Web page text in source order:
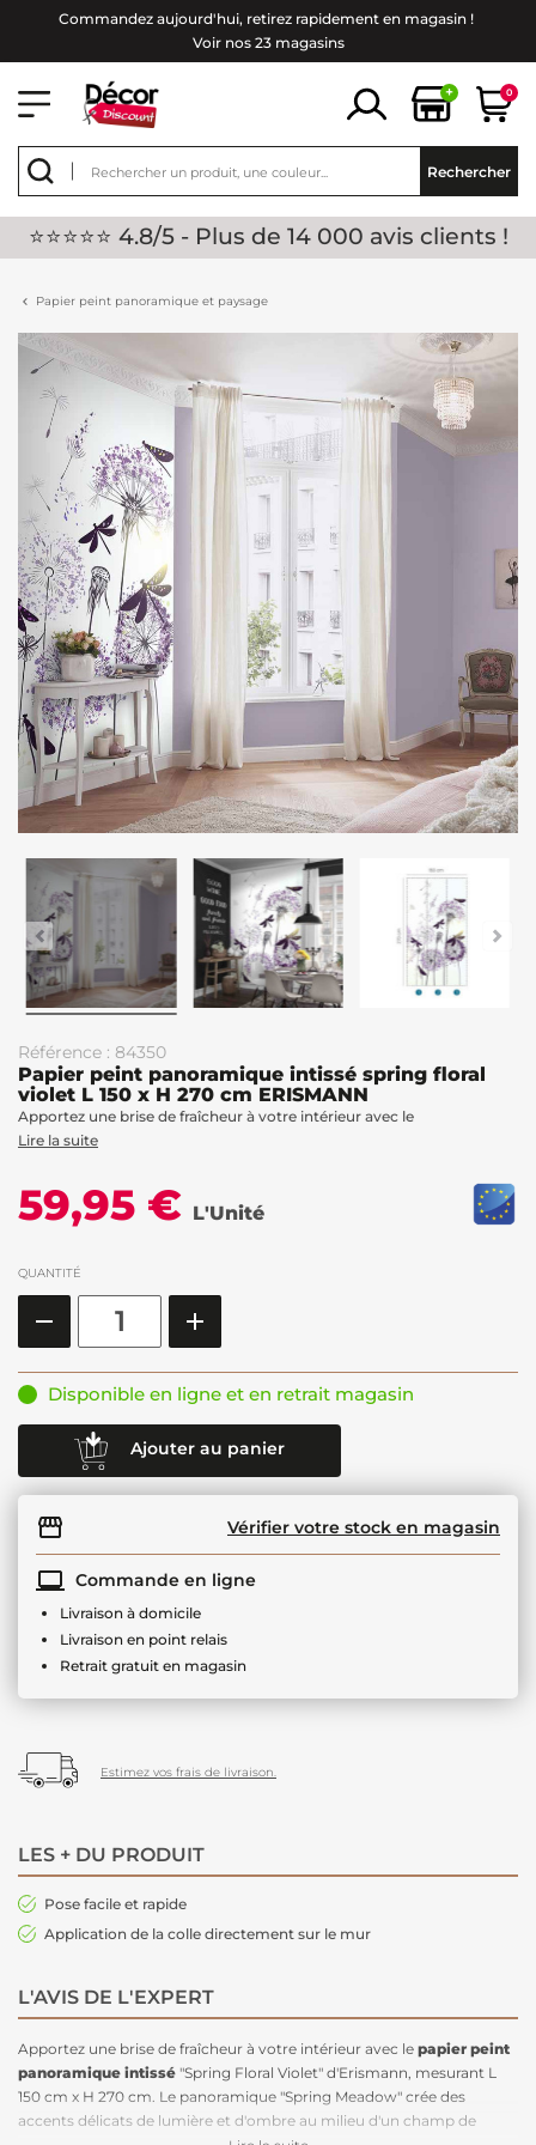
Commandez aujourd'hui, retirez rapidement en magasin !
Voir nos 23 magasins
+ 0
Rechercher
⭐⭐⭐⭐⭐ 4.8/5 - Plus de 14 000 avis clients !
Papier peint panoramique et paysage
Référence : 84350
Papier peint panoramique intissé spring floral
violet L 150 x H 270 cm ERISMANN
Apportez une brise de fraîcheur à votre intérieur avec le
Lire la suite
59,95 € L'Unité
QUANTITÉ
Disponible en ligne et en retrait magasin
Ajouter au panier
Vérifier votre stock en magasin
Commande en ligne
Livraison à domicile
Livraison en point relais
Retrait gratuit en magasin
Estimez vos frais de livraison.
LES + DU PRODUIT
Pose facile et rapide
Application de la colle directement sur le mur
L'AVIS DE L'EXPERT
Apportez une brise de fraîcheur à votre intérieur avec le papier peint
panoramique intissé "Spring Floral Violet" d'Erismann, mesurant L
150 cm x H 270 cm. Le panoramique "Spring Meadow" crée des
accents délicats de lumière et d'ombre au milieu d'un champ de